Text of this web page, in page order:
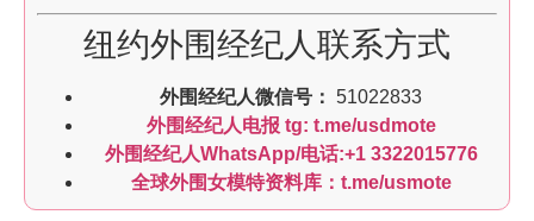
纽约外围经纪人联系方式
外围经纪人微信号： 51022833
外围经纪人电报 tg: t.me/usdmote
外围经纪人WhatsApp/电话:+1 3322015776
全球外围女模特资料库：t.me/usmote